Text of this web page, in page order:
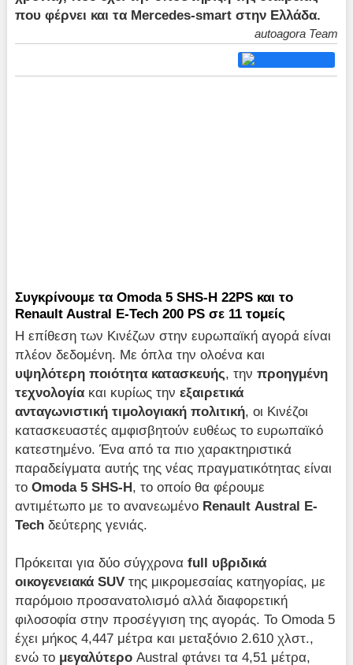
που φέρνει και τα Mercedes-smart στην Ελλάδα.
autoagora Team
Συγκρίνουμε τα Omoda 5 SHS-H 22PS και το
Renault Austral E-Tech 200 PS σε 11 τομείς
H επίθεση των Κινέζων στην ευρωπαϊκή αγορά είναι
πλέον δεδομένη. Με όπλα την ολοένα και
υψηλότερη ποιότητα κατασκευής, τηνπροηγμένη
τεχνολογία και κυρίως τηνεξαιρετικά
ανταγωνιστική τιμολογιακή πολιτική, οι Κινέζοι
κατασκευαστές αμφισβητούν ευθέως το ευρωπαϊκό
κατεστημένο. Ένα από τα πιο χαρακτηριστικά
παραδείγματα αυτής της νέας πραγματικότητας είναι
τοOmoda 5 SHS-H , το οποίο θα φέρουμε
αντιμέτωπο με το ανανεωμένο Renault Austral E-
Tech δεύτερης γενιάς.
Πρόκειται για δύο σύγχροναfull υβριδικά
οικογενειακά SUV της μικρομεσαίας κατηγορίας, με
παρόμοιο προσανατολισμό αλλά διαφορετική
φιλοσοφία στην προσέγγιση της αγοράς. Το Omoda 5
έχει μήκος 4,447 μέτρα και μεταξόνιο 2.610 χλστ.,
ενώ το μεγαλύτερο Austral φτάνει τα 4,51 μέτρα,